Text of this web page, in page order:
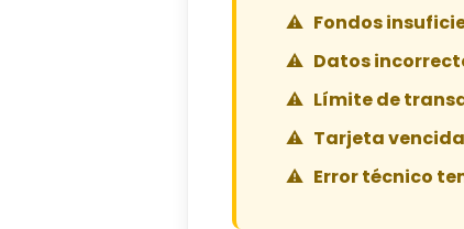
Fondos
Datos
Límite de
Tarjeta vencida
Error técnico